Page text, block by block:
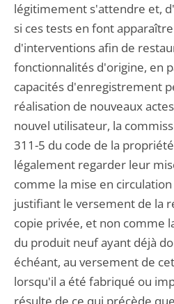
légitimement s'attendre et,
si ces tests en font
d'interventions afin de
fonctionnalités d'origine, en
capacités d'enregistrement
réalisation de nouveaux
nouvel utilisateur, la
311-5 du code de la
légalement regarder leur
comme la mise en
justifiant le versement de la
copie privée, et non comme
du produit neuf ayant déjà
échéant, au versement de
lorsqu'il a été fabriqué ou